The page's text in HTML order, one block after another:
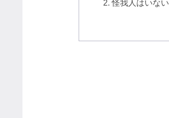
怪我人はいない